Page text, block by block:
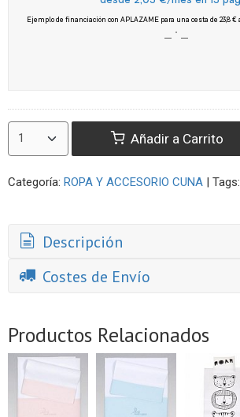
Añadir a Carrito
Categoría: ROPA Y ACCESORIO CUNA | Tags:
Descripción
Costes de Envío
Productos Relacionados